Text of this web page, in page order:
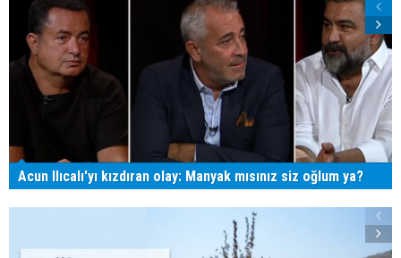
Acun Ilıcalı'yı kızdıran olay: Manyak mısınız siz oğlum ya?